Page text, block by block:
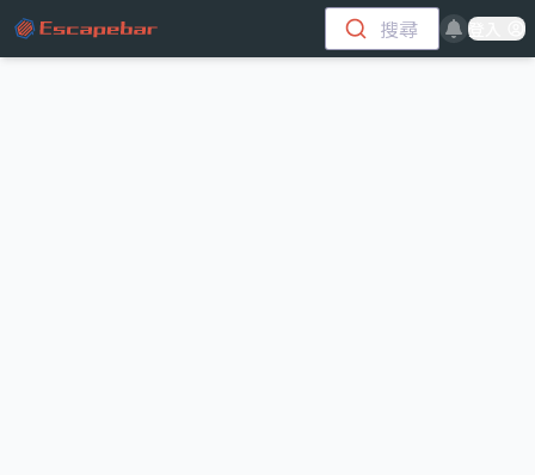
跳至主要內容
搜尋 登入